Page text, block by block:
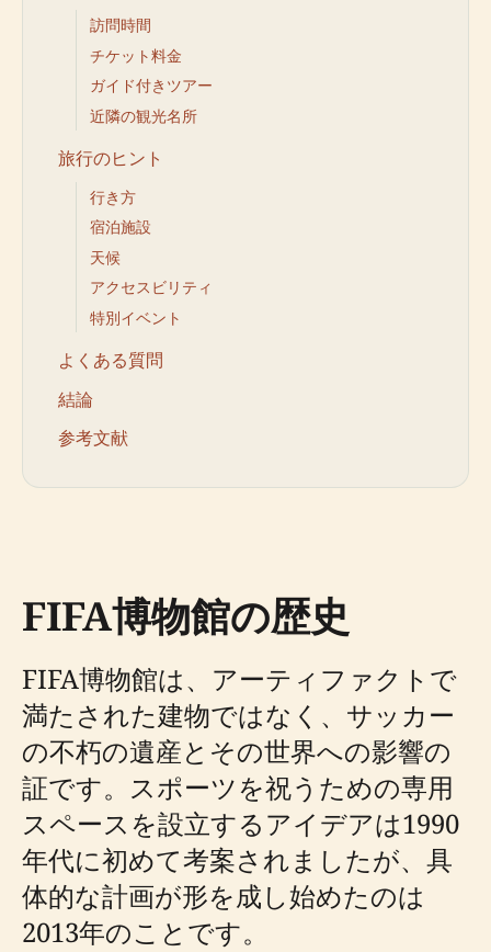
訪問時間
チケット料金
ガイド付きツアー
近隣の観光名所
旅行のヒント
行き方
宿泊施設
天候
アクセスビリティ
特別イベント
よくある質問
結論
参考文献
FIFA博物館の歴史
FIFA博物館は、アーティファクトで
満たされた建物ではなく、サッカー
の不朽の遺産とその世界への影響の
証です。スポーツを祝うための専用
スペースを設立するアイデアは1990
年代に初めて考案されましたが、具
体的な計画が形を成し始めたのは
2013年のことです。